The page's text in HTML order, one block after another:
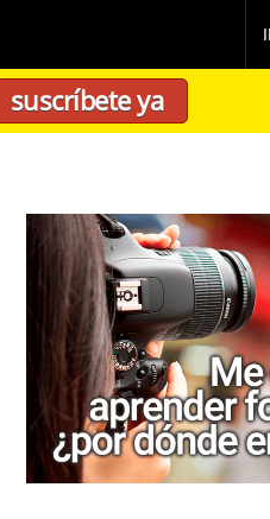
suscríbete ya